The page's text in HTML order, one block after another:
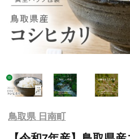
鳥取県 日南町